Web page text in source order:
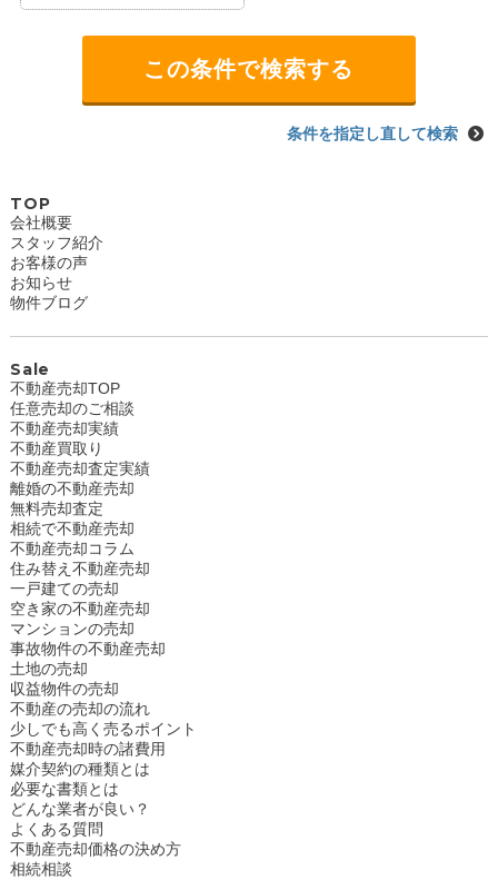
条件を指定し直して検索
TOP
会社概要
スタッフ紹介
お客様の声
お知らせ
物件ブログ
Sale
不動産売却TOP
任意売却のご相談
不動産売却実績
不動産買取り
不動産売却査定実績
離婚の不動産売却
無料売却査定
相続で不動産売却
不動産売却コラム
住み替え不動産売却
一戸建ての売却
空き家の不動産売却
マンションの売却
事故物件の不動産売却
土地の売却
収益物件の売却
不動産の売却の流れ
少しでも高く売るポイント
不動産売却時の諸費用
媒介契約の種類とは
必要な書類とは
どんな業者が良い？
よくある質問
不動産売却価格の決め方
相続相談